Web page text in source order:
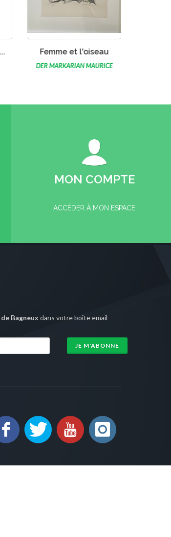
VOIR L'ŒUVRE
Femme et l'oiseau
DER MARKARIAN MAURICE
MON COMPTE
ACCÉDER À MON ESPACE
Bagneux dans votre boîte email
JE M'ABONNE